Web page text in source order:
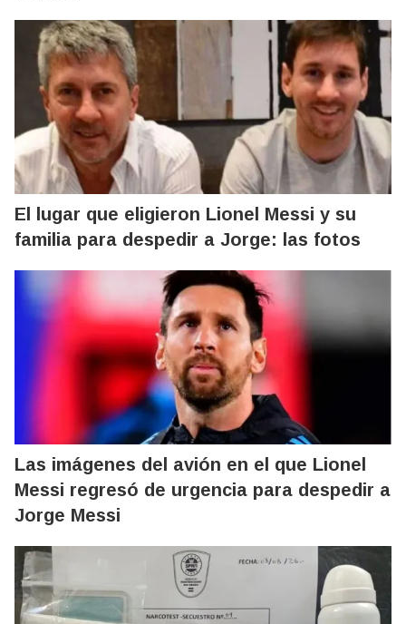
El lugar que eligieron Lionel Messi y su
familia para despedir a Jorge: las fotos
Las imágenes del avión en el que Lionel
Messi regresó de urgencia para despedir a
Jorge Messi